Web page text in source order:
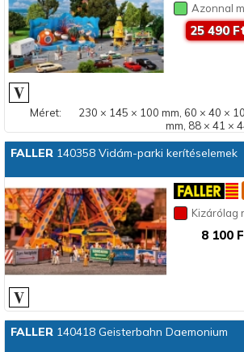
Azonnal
25 490
Méret:
230 × 145 × 100 mm, 60 × 40 ×
mm, 88 × 41 ×
FALLER140358 Vidám-parki kerítéselemek
Kizárólag
8 100
FALLER140418 Geisterbahn Daemonium